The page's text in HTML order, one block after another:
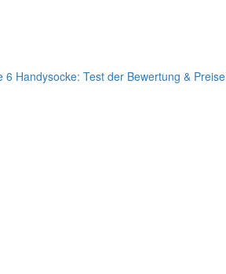
6 Handysocke: Test der Bewertung & Preise